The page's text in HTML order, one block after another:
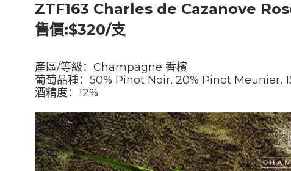
ZTF163 Charles de Cazanove
售價:$320/支
產區/等級： Champagne 香檳
葡萄品種：50% Pinot Noir, 20% Pinot Meunier,
酒精度：12%